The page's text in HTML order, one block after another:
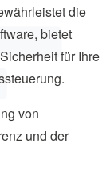
die
bietet
für Ihre
von
und der